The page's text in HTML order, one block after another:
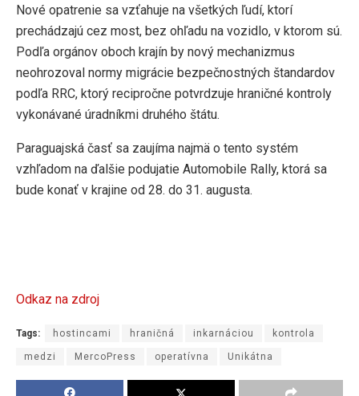
Nové opatrenie sa vzťahuje na všetkých ľudí, ktorí
prechádzajú cez most, bez ohľadu na vozidlo, v ktorom sú.
Podľa orgánov oboch krajín by nový mechanizmus
neohrozoval normy migrácie bezpečnostných štandardov
podľa RRC, ktorý recipročne potvrdzuje hraničné kontroly
vykonávané úradníkmi druhého štátu.
Paraguajská časť sa zaujíma najmä o tento systém
vzhľadom na ďalšie podujatie Automobile Rally, ktorá sa
bude konať v krajine od 28. do 31. augusta.
Odkaz na zdroj
Tags: hostincami hraničná inkarnáciou kontrola
medzi MercoPress operatívna Unikátna